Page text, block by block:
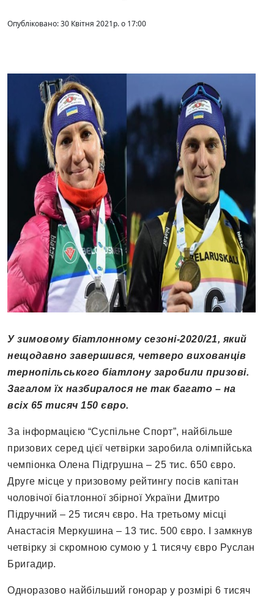
Опубліковано: 30 Квітня 2021р. о 17:00
У зимовому біатлонному сезоні-2020/21, який
нещодавно завершився, четверо вихованців
тернопільського біатлону заробили призові.
Загалом їх назбиралося не так багато – на
всіх 65 тисяч 150 євро.
За інформацією “Суспільне Спорт”, найбільше
призових серед цієї четвірки заробила олімпійська
чемпіонка Олена Підгрушна – 25 тис. 650 євро.
Друге місце у призовому рейтингу посів капітан
чоловічої біатлонної збірної України Дмитро
Підручний – 25 тисяч євро. На третьому місці
Анастасія Меркушина – 13 тис. 500 євро. І замкнув
четвірку зі скромною сумою у 1 тисячу євро Руслан
Бригадир.
Одноразово найбільший гонорар у розмірі 6 тисяч